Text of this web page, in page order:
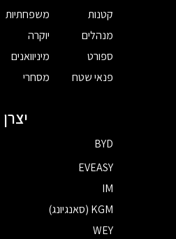
קטנות
מנהלים
ספורט
פנאי שטח
משפחתיות
יוקרה
מיניוואנים
מסחרי
יצרן
BYD
EVEASY
IM
KGM (סאנגיונג)
WEY